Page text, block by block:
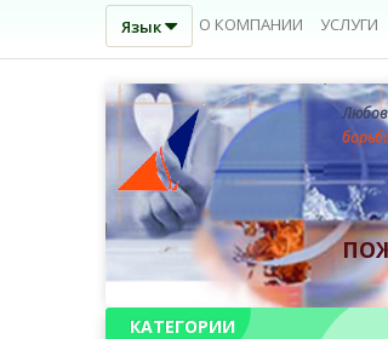
Язык О КОМПАНИИ УСЛУГИ
Любов
КАТЕГОРИИ